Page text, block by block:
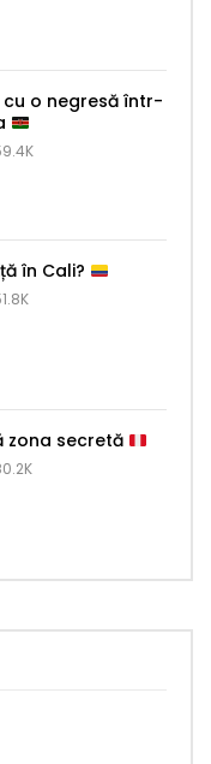
o negresă într-
în Cali?
zona secretă